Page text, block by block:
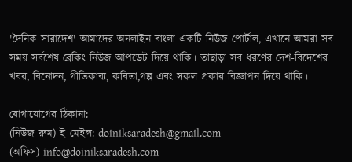
'দৈনিক সারাদেশ' আমাদের অনলাইন বাংলা একটি নিউজ পোর্টাল, এখানে আমরা সব
সময় সর্বশেষ ব্রেকিং নিউজ আপডেট দিয়ে থাকি। তাছাড়া সব ধরণের দেশ-বিদেশের
খবর, বিনোদন, গীতিকাব্য, কবিতা,গল্প এবং সকল প্রকার বিজ্ঞাপন দিয়ে থাকি।
যোগাযোগের ঠিকানা:
(নিউজ রুম) ই-মেইল: doiniksaradesh@gmail.com
(অফিস) info@doiniksaradesh.com